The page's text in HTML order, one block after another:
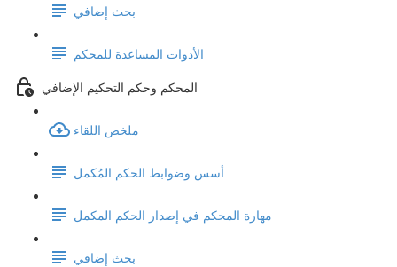
بحث إضافي
الأدوات المساعدة للمحكم
المحكم وحكم التحكيم الإضافي
ملخص اللقاء
أسس وضوابط الحكم المُكمل
مهارة المحكم في إصدار الحكم المكمل
بحث إضافي